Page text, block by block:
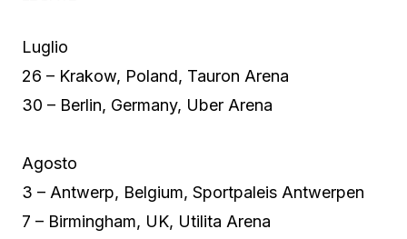
Luglio
26 – Krakow, Poland, Tauron Arena
30 – Berlin, Germany, Uber Arena
Agosto
3 – Antwerp, Belgium, Sportpaleis Antwerpen
7 – Birmingham, UK, Utilita Arena